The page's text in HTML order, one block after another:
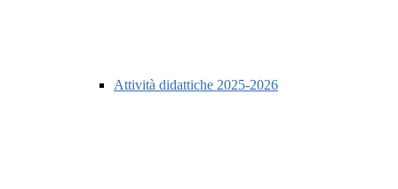
Attività didattiche 2025-2026